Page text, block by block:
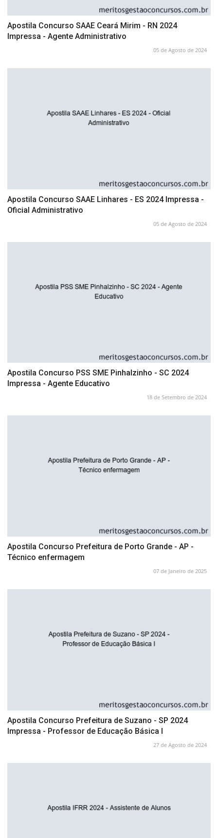
Apostila Concurso SAAE Ceará Mirim - RN 2024
Impressa - Agente Administrativo
05 de Agosto de 2024
Apostila Concurso SAAE Linhares - ES 2024 Impressa -
Oficial Administrativo
05 de Agosto de 2024
Apostila Concurso PSS SME Pinhalzinho - SC 2024
Impressa - Agente Educativo
18 de Setembro de 2024
Apostila Concurso Prefeitura de Porto Grande - AP -
Técnico enfermagem
07 de Janeiro de 2025
Apostila Concurso Prefeitura de Suzano - SP 2024
Impressa - Professor de Educação Básica I
27 de Agosto de 2024